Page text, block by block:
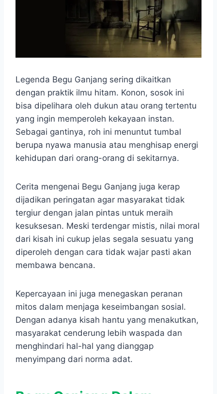
Legenda Begu Ganjang sering dikaitkan
dengan praktik ilmu hitam. Konon, sosok ini
bisa dipelihara oleh dukun atau orang tertentu
yang ingin memperoleh kekayaan instan.
Sebagai gantinya, roh ini menuntut tumbal
berupa nyawa manusia atau menghisap energi
kehidupan dari orang-orang di sekitarnya.
Cerita mengenai Begu Ganjang juga kerap
dijadikan peringatan agar masyarakat tidak
tergiur dengan jalan pintas untuk meraih
kesuksesan. Meski terdengar mistis, nilai moral
dari kisah ini cukup jelas segala sesuatu yang
diperoleh dengan cara tidak wajar pasti akan
membawa bencana.
Kepercayaan ini juga menegaskan peranan
mitos dalam menjaga keseimbangan sosial.
Dengan adanya kisah hantu yang menakutkan,
masyarakat cenderung lebih waspada dan
menghindari hal-hal yang dianggap
menyimpang dari norma adat.